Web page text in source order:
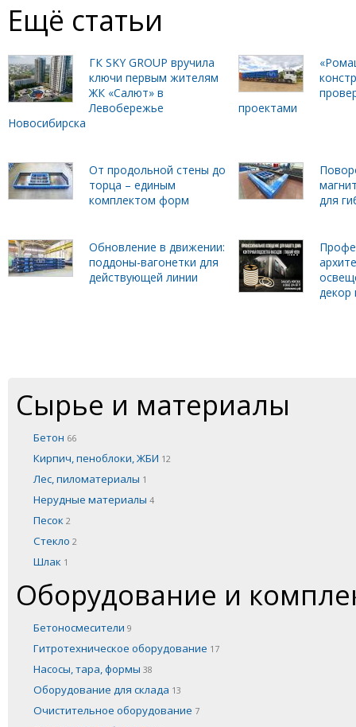
Ещё статьи
ГК SKY GROUP вручила
ключи первым жителям
ЖК «Салют» в
Левобережье
Новосибирска
проектами
От продольной стены до
торца – единым
комплектом форм
для
Обновление в движении:
поддоны-вагонетки для
действующей линии
декор
Сырье и материалы
Бетон 66
Кирпич, пеноблоки, ЖБИ 12
Лес, пиломатериалы 1
Нерудные материалы 4
Песок 2
Стекло 2
Шлак 1
Оборудование и
Бетоносмесители 9
Гитротехническое оборудование 17
Насосы, тара, формы 38
Оборудование для склада 13
Очистительное оборудование 7